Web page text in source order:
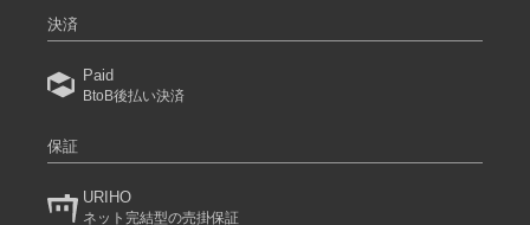
決済
Paid
BtoB後払い決済
保証
URIHO
ネット完結型の売掛保証